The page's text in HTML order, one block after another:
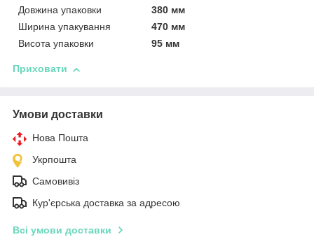
Довжина упаковки
380 мм
Ширина упакування
470 мм
Висота упаковки
95 мм
Приховати
Умови доставки
Нова Пошта
Укрпошта
Самовивіз
Кур'єрська доставка за адресою
Всі умови доставки